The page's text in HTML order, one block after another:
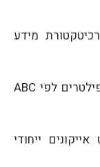
מידע
הטמעת פילטרים לפי ABC
ייחודי